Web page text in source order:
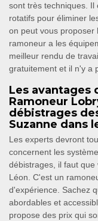
sont très techniques. Il
rotatifs pour éliminer
on peut vous proposer
ramoneur a les
meilleur rendu de
gratuitement et il n'y a
Les avantages
Ramoneur
débistrages
Suzanne dans
Les experts devront
concernent les
débistrages, il faut
Léon. C'est un
d'expérience. Sachez
abordables et
propose des prix qui